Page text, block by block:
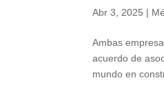
Abr 3, 2025 |
Ambas
acuerdo de
mundo en